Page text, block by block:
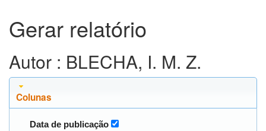
Gerar relatório
Autor : BLECHA, I. M. Z.
Colunas
Data de publicação